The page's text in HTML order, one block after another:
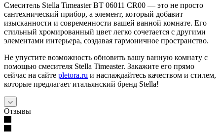
Смеситель Stella Timeaster BT 06011 CR00 — это не просто
сантехнический прибор, а элемент, который добавит
изысканности и современности вашей ванной комнате. Его
стильный хромированный цвет легко сочетается с другими
элементами интерьера, создавая гармоничное пространство.
Не упустите возможность обновить вашу ванную комнату с
помощью смесителя Stella Timeaster. Закажите его прямо
сейчас на сайте pletora.ru и наслаждайтесь качеством и стилем,
которые предлагает итальянский бренд Stella!
Отзывы